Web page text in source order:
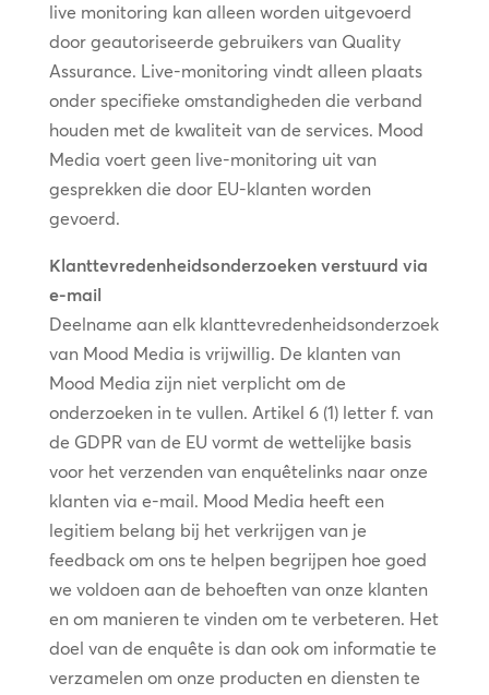
live monitoring kan alleen worden uitgevoerd
door geautoriseerde gebruikers van Quality
Assurance. Live-monitoring vindt alleen plaats
onder specifieke omstandigheden die verband
houden met de kwaliteit van de services. Mood
Media voert geen live-monitoring uit van
gesprekken die door EU-klanten worden
gevoerd.
Klanttevredenheidsonderzoeken verstuurd via
e-mail
Deelname aan elk klanttevredenheidsonderzoek
van Mood Media is vrijwillig. De klanten van
Mood Media zijn niet verplicht om de
onderzoeken in te vullen. Artikel 6 (1) letter f. van
de GDPR van de EU vormt de wettelijke basis
voor het verzenden van enquêtelinks naar onze
klanten via e-mail. Mood Media heeft een
legitiem belang bij het verkrijgen van je
feedback om ons te helpen begrijpen hoe goed
we voldoen aan de behoeften van onze klanten
en om manieren te vinden om te verbeteren. Het
doel van de enquête is dan ook om informatie te
verzamelen om onze producten en diensten te